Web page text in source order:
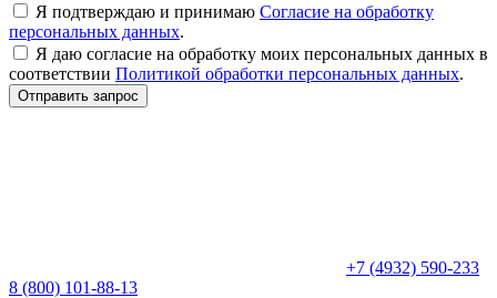
Я подтверждаю и принимаю Согласие на обработку
персональных данных.
Я даю согласие на обработку моих персональных данных в
соответствии Политикой обработки персональных данных.
Отправить запрос
+7 (4932) 590-233
8 (800) 101-88-13